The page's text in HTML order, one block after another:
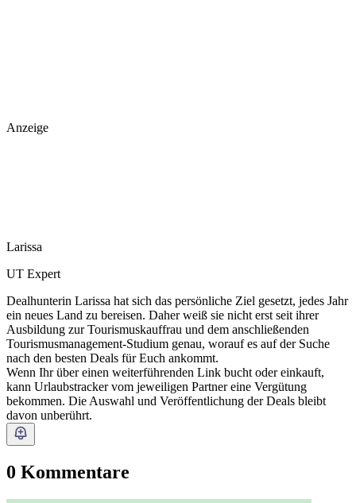
Anzeige
Larissa
UT Expert
Dealhunterin Larissa hat sich das persönliche Ziel gesetzt, jedes Jahr
ein neues Land zu bereisen. Daher weiß sie nicht erst seit ihrer
Ausbildung zur Tourismuskauffrau und dem anschließenden
Tourismusmanagement-Studium genau, worauf es auf der Suche
nach den besten Deals für Euch ankommt.
Wenn Ihr über einen weiterführenden Link bucht oder einkauft,
kann Urlaubstracker vom jeweiligen Partner eine Vergütung
bekommen. Die Auswahl und Veröffentlichung der Deals bleibt
davon unberührt.
0 Kommentare